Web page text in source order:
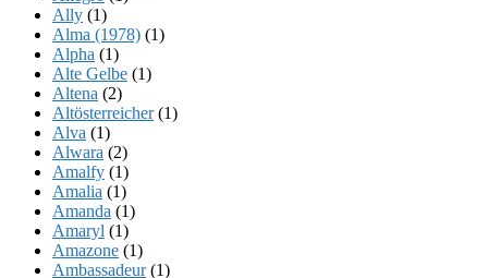
Ally (1)
Alma (1978) (1)
Alpha (1)
Alte Gelbe (1)
Altena (2)
Altösterreicher(1)
Alva (1)
Alwara (2)
Amalfy (1)
Amalia (1)
Amanda (1)
Amaryl (1)
Amazone (1)
Ambassadeur(1)